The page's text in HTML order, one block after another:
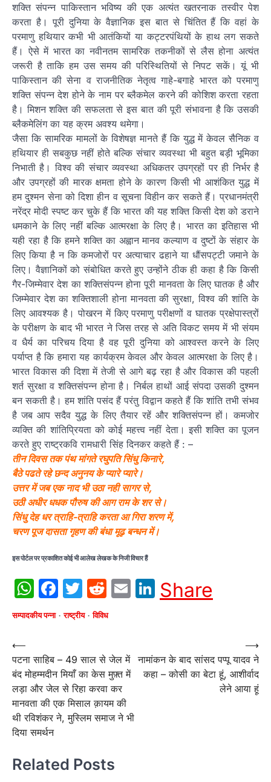
शक्ति संपन्न पाकिस्तान भविष्य की एक अत्यंत खतरनाक तस्वीर पेश
करता है। पूरी दुनिया के वैज्ञानिक इस बात से चिंतित हैं कि वहां के
परमाणु हथियार कभी भी आतंकियों या कट्टरपंथियों के हाथ लग सकते
हैं। ऐसे में भारत का नवीनतम सामरिक तकनीकों से लैस होना अत्यंत
जरूरी है ताकि हम उस समय की परिस्थितियों से निपट सकें। यूं भी
पाकिस्तान की सेना व राजनीतिक नेतृत्व गाहे-बगाहे भारत को परमाणु
शक्ति संपन्न देश होने के नाम पर ब्लैकमेल करने की कोशिश करता रहता
है। मिशन शक्ति की सफलता से इस बात की पूरी संभावना है कि उसकी
ब्लैकमेलिंग का यह क्रम अवश्य थमेगा।
जैसा कि सामरिक मामलों के विशेषज्ञ मानते हैं कि युद्ध में केवल सैनिक व
हथियार ही सबकुछ नहीं होते बल्कि संचार व्यवस्था भी बहुत बड़ी भूमिका
निभाती है। विश्व की संचार व्यवस्था अधिकतर उपग्रहों पर ही निर्भर है
और उपग्रहों की मारक क्षमता होने के कारण किसी भी आशंकित युद्ध में
हम दुश्मन सेना को दिशा हीन व सूचना विहीन कर सकते हैं। प्रधानमंत्री
नरेंद्र मोदी स्पष्ट कर चुके हैं कि भारत की यह शक्ति किसी देश को डराने
धमकाने के लिए नहीं बल्कि आत्मरक्षा के लिए है। भारत का इतिहास भी
यही रहा है कि हमने शक्ति का अह्वान मानव कल्याण व दुष्टों के संहार के
लिए किया है न कि कमजोरों पर अत्याचार ढहाने या धौंसपट्टी जमाने के
लिए। वैज्ञानिकों को संबोधित करते हुए उन्होंने ठीक ही कहा है कि किसी
गैर-जिम्मेवार देश का शक्तिसंपन्न होना पूरी मानवता के लिए घातक है और
जिम्मेवार देश का शक्तिशाली होना मानवता की सुरक्षा, विश्व की शांति के
लिए आवश्यक है। पोखरन में किए परमाणु परीक्षणों व घातक प्रक्षेपास्त्रों
के परीक्षण के बाद भी भारत ने जिस तरह से अति विकट समय में भी संयम
व धैर्य का परिचय दिया है वह पूरी दुनिया को आश्वस्त करने के लिए
पर्याप्त है कि हमारा यह कार्यक्रम केवल और केवल आत्मरक्षा के लिए है।
भारत विकास की दिशा में तेजी से आगे बढ़ रहा है और विकास की पहली
शर्त सुरक्षा व शक्तिसंपन्न होना है। निर्बल हाथों आई संपदा उसकी दुश्मन
बन सकती है। हम शांति पसंद हैं परंतु विद्वान कहते हैं कि शांति तभी संभव
है जब आप सदैव युद्ध के लिए तैयार रहें और शक्तिसंपन्न हों। कमजोर
व्यक्ति की शांतिप्रियता को कोई महत्त्व नहीं देता। इसी शक्ति का पूजन
करते हुए राष्ट्रकवि रामधारी सिंह दिनकर कहते हैं : –
तीन दिवस तक पंथ मांगते रघुपति सिंधु किनारे,
बैठे पढते रहे छन्द अनुनय के प्यारे प्यारे।
उत्तर में जब एक नाद भी उठा नही सागर से,
उठी अधीर धधक पौरुष की आग राम के शर से।
सिंधु देह धर त्राहि-त्राहि करता आ गिरा शरण में,
चरण पूज दासता गृहण की बंधा मूढ़ बन्धन में।
इस पोर्टल पर प्रकाशित कोई भी आलेख लेखक के निजी विचार हैं
WhatsApp
Facebook
Twitter
Reddit
EmailLinkedIn
Share
सम्पादकीय पन्ना राष्ट्रीय विविध
Post
navigation
⟵
पटना साहिब – 49 साल से जेल में
बंद मोहम्मदीन मियाँ का केस मुफ़्त में
लड़ा और जेल से रिहा करवा कर
मानवता की एक मिसाल क़ायम की
थी रविशंकर ने, मुस्लिम समाज ने भी
दिया समर्थन
नामांकन के बाद सांसद पप्‍पू यादव ने
कहा – कोसी का बेटा हूं, आशीर्वाद
लेने आया हूं
⟶
Related Posts